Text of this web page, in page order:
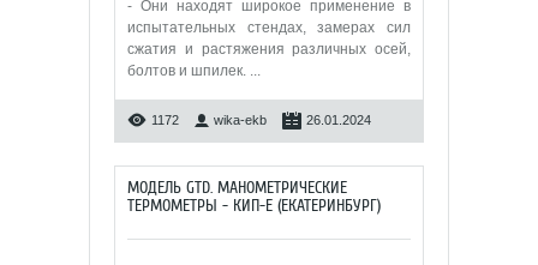
- Они находят широкое применение в
испытательных стендах, замерах сил
сжатия и растяжения различных осей,
болтов и шпилек. ...
1172 wika-ekb 26.01.2024
МОДЕЛЬ GTD. МАНОМЕТРИЧЕСКИЕ
ТЕРМОМЕТРЫ - КИП-Е (ЕКАТЕРИНБУРГ)